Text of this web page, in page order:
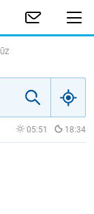
05:51 18:34